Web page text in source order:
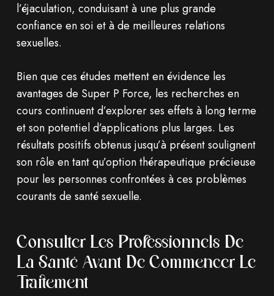
l’éjaculation, conduisant à une plus grande
confiance en soi et à de meilleures relations
sexuelles.
Bien que ces études mettent en évidence les
avantages de Super P Force, les recherches en
cours continuent d’explorer ses effets à long terme
et son potentiel d’applications plus larges. Les
résultats positifs obtenus jusqu’à présent soulignent
son rôle en tant qu’option thérapeutique précieuse
pour les personnes confrontées à ces problèmes
courants de santé sexuelle.
Consulter Les Professionnels De
La Santé Avant De Commencer Le
Traitement